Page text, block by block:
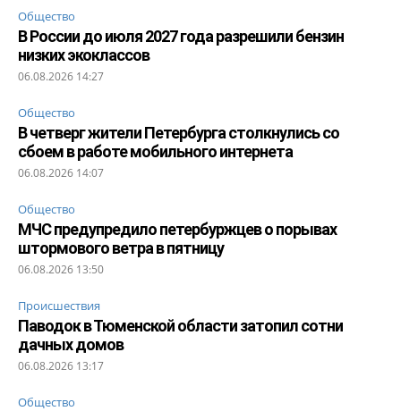
Общество
В России до июля 2027 года разрешили бензин
низких экоклассов
06.08.2026 14:27
Общество
В четверг жители Петербурга столкнулись со
сбоем в работе мобильного интернета
06.08.2026 14:07
Общество
МЧС предупредило петербуржцев о порывах
штормового ветра в пятницу
06.08.2026 13:50
Происшествия
Паводок в Тюменской области затопил сотни
дачных домов
06.08.2026 13:17
Общество